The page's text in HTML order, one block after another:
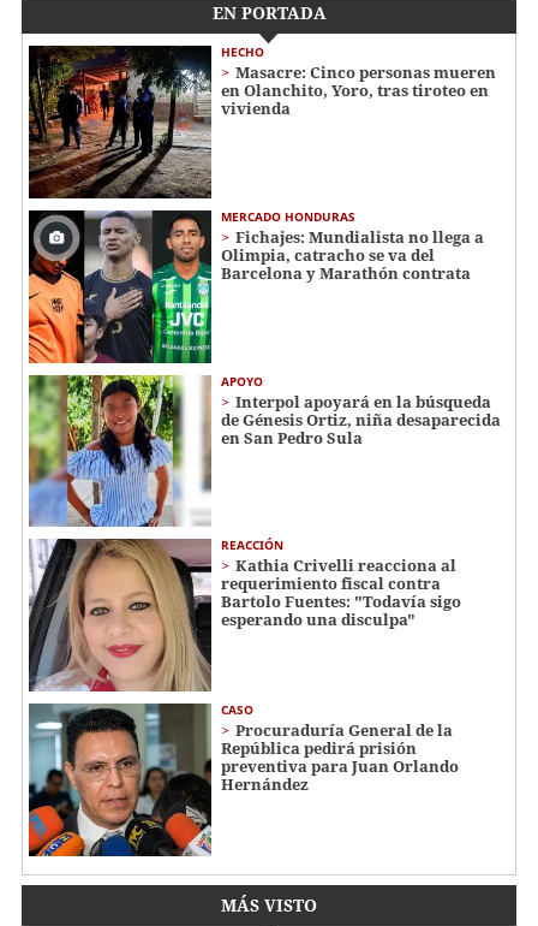
EN PORTADA
HECHO
Masacre: Cinco personas mueren
en Olanchito, Yoro, tras tiroteo en
vivienda
MERCADO HONDURAS
Fichajes: Mundialista no llega a
Olimpia, catracho se va del
Barcelona y Marathón contrata
APOYO
Interpol apoyará en la búsqueda
de Génesis Ortiz, niña desaparecida
en San Pedro Sula
REACCIÓN
Kathia Crivelli reacciona al
requerimiento fiscal contra
Bartolo Fuentes: "Todavía sigo
esperando una disculpa"
CASO
Procuraduría General de la
República pedirá prisión
preventiva para Juan Orlando
Hernández
MÁS VISTO